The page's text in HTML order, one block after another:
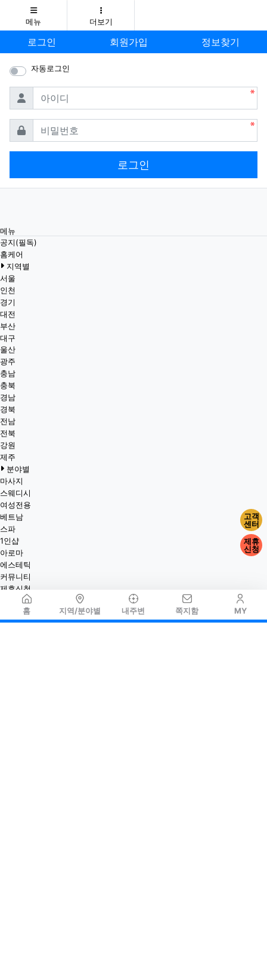
홈 지역/분야별 내주변 쪽지함 MY
메뉴 더보기
로그인 회원가입 정보찾기
자동로그인
아이디
비밀번호
로그인
메뉴
공지(필독)
홈케어
지역별
서울
인천
경기
대전
부산
대구
울산
광주
충남
충북
경남
경북
전남
전북
강원
제주
분야별
마사지
스웨디시
여성전용
베트남
스파
1인샵
아로마
에스테틱
커뮤니티
제휴신청
고객
센터
제휴
신청